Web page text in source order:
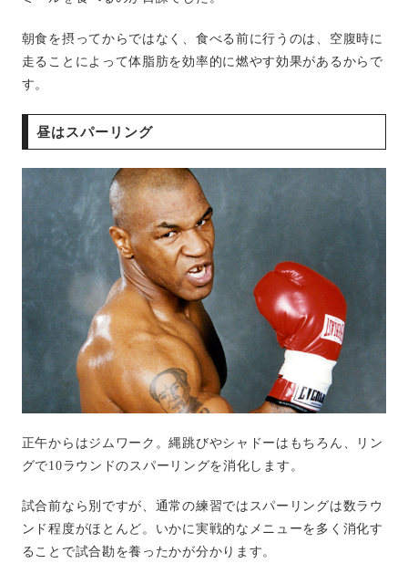
朝食を摂ってからではなく、食べる前に行うのは、空腹時に
走ることによって体脂肪を効率的に燃やす効果があるからで
す。
昼はスパーリング
正午からはジムワーク。縄跳びやシャドーはもちろん、リン
グで10ラウンドのスパーリングを消化します。
試合前なら別ですが、通常の練習ではスパーリングは数ラウ
ンド程度がほとんど。いかに実戦的なメニューを多く消化す
ることで試合勘を養ったかが分かります。